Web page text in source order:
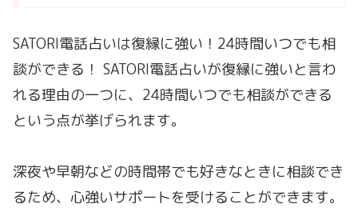
SATORI電話占いは復縁に強い！24時間いつでも相
談ができる！ SATORI電話占いが復縁に強いと言わ
れる理由の一つに、24時間いつでも相談ができる
という点が挙げられます。
深夜や早朝などの時間帯でも好きなときに相談でき
るため、心強いサポートを受けることができます。